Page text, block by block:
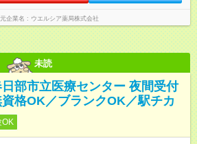
企業名 ウエルシア薬局株式会社
未読
部市立医療センター 夜間受付
格OK／ブランクOK／駅チカ
OK